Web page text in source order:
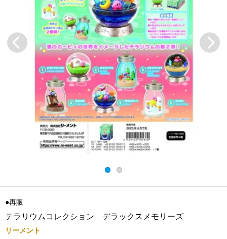
●再販
テラリウムコレクション デラックスメモリーズ
リーメント